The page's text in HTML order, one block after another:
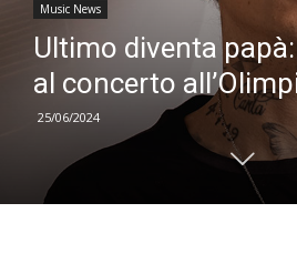
Music News
Ultimo diventa
al concerto
25/06/2024